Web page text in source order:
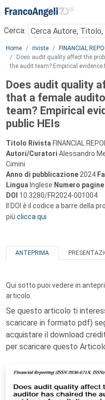
Menu
Cerca:
Main content
Home riviste FINANCIAL
Does audit quality affect the
the audit team? Empirical
Does audit quality
that a female
team? Empirical
public HEIs
Titolo Rivista FINANCIAL
Autori/Curatori Alessandro
Cimini
Anno di pubblicazione 2024
Lingua Inglese Numero pagine
DOI 10.3280/FR2024-001004
Il DOI è il codice a barre della
più clicca qui
ANTEPRIMA
Qui sotto puoi vedere in
articolo.
Se questo articolo ti
scaricare in formato pdf)
acquistare il download
per scaricare questo